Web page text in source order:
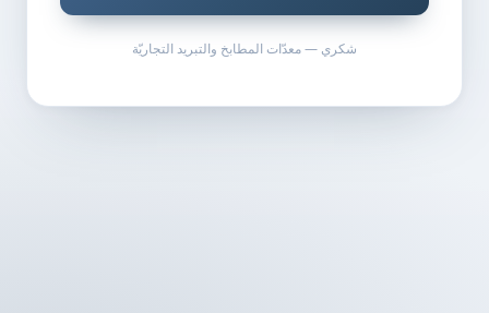
شكري — معدّات المطابخ والتبريد التجاريّة